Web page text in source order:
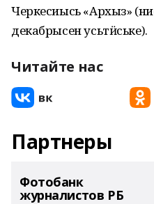
Черкесиысь «Архыз»
декабрысен усьтӥське).
Читайте нас
Партнеры
Фотобанк
журналистов РБ